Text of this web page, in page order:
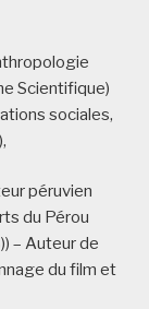
Scientifique)
sociales,
péruvien
du Pérou
– Auteur de
du film et